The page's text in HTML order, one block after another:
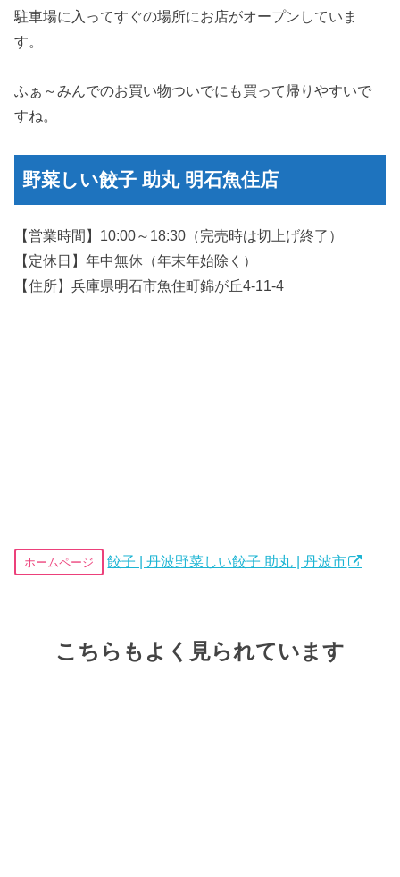
駐車場に入ってすぐの場所にお店がオープンしていま
す。
ふぁ～みんでのお買い物ついでにも買って帰りやすいで
すね。
野菜しい餃子 助丸 明石魚住店
【営業時間】10:00～18:30（完売時は切上げ終了）
【定休日】年中無休（年末年始除く）
【住所】兵庫県明石市魚住町錦が丘4-11-4
ホームページ 餃子 | 丹波野菜しい餃子 助丸 | 丹波市
こちらもよく見られています